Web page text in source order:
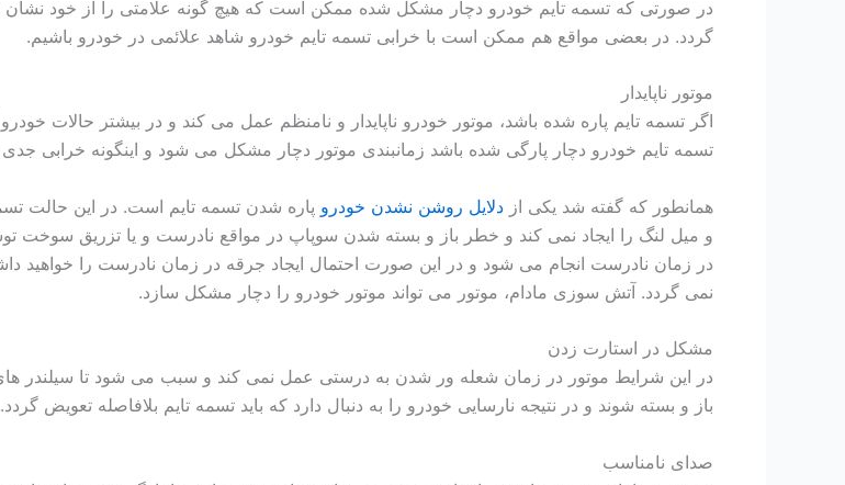
در صورتی که تسمه تایم خودرو دچار مشکل شده ممکن است که هیچ گونه علامتی را از خود نشان
گردد. در بعضی مواقع هم ممکن است با خرابی تسمه تایم خودرو شاهد علائمی در خودرو باشیم.
موتور ناپایدار
اگر تسمه تایم پاره شده باشد، موتور خودرو ناپایدار و نامنظم عمل می کند و در بیشتر حالات
تسمه تایم خودرو دچار پارگی شده باشد زمانبندی موتور دچار مشکل می شود و اینگونه خرابی جدی
همانطور که گفته شد یکی از دلایل روشن نشدن خودرو پاره شدن تسمه تایم است. در این حالت
و میل لنگ را ایجاد نمی کند و خطر باز و بسته شدن سوپاپ در مواقع نادرست و یا تزریق سوخت
در زمان نادرست انجام می شود و در این صورت احتمال ایجاد جرقه در زمان نادرست را خواهید
نمی گردد. آتش سوزی مادام، موتور می تواند موتور خودرو را دچار مشکل سازد.
مشکل در استارت زدن
در این شرایط موتور در زمان شعله ور شدن به درستی عمل نمی کند و سبب می شود تا سیلندر
باز و بسته شوند و در نتیجه نارسایی خودرو را به دنبال دارد که باید تسمه تایم بلافاصله تعویض گردد.
صدای نامناسب